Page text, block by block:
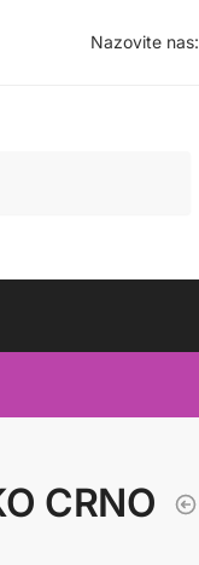
Nazovite nas:
CRNO